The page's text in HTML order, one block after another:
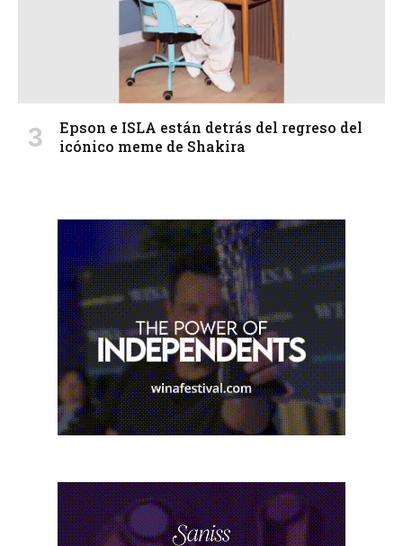
Epson e ISLA están detrás del regreso del
icónico meme de Shakira